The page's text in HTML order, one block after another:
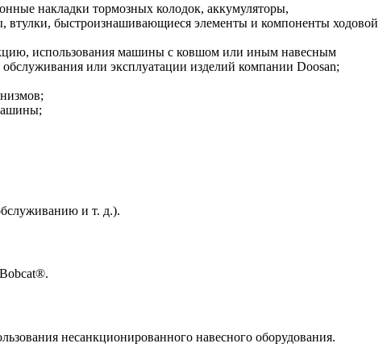
накладки тормозных колодок, аккумуляторы,
втулки, быстроизнашивающиеся элементы и компоненты ходовой
использования машины с ковшом или иным навесным
или эксплуатации изделий компании Doosan;
и т. д.).
несанкционированного навесного оборудования.